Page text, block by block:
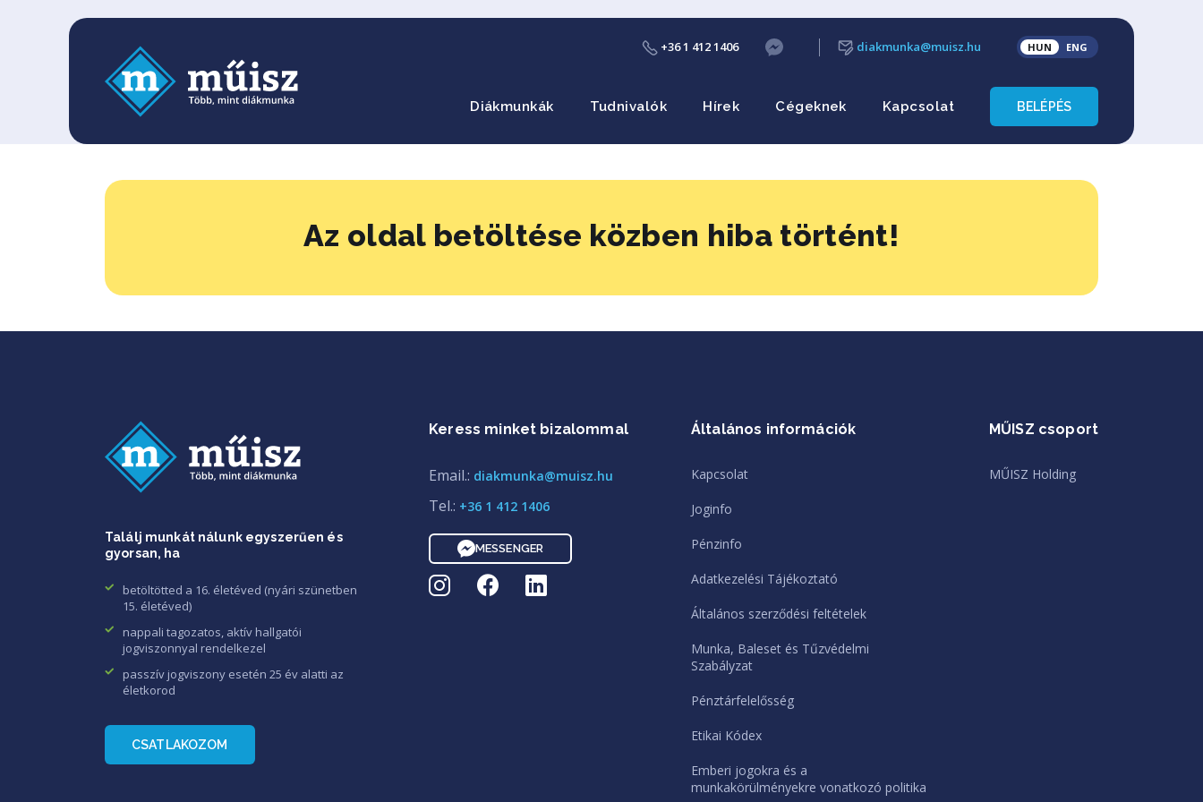
+36 1 412 1406 diakmunka@muisz.hu HUN ENG
Diákmunkák Tudnivalók Hírek Cégeknek Kapcsolat BELÉPÉS
Az oldal betöltése közben hiba történt!
Találj munkát nálunk egyszerűen és
gyorsan, ha
betöltötted a 16. életéved (nyári szünetben
15. életéved)
nappali tagozatos, aktív hallgatói
jogviszonnyal rendelkezel
passzív jogviszony esetén 25 év alatti az
életkorod
CSATLAKOZOM
Keress minket bizalommal
Email.: diakmunka@muisz.hu
Tel.: +36 1 412 1406
MESSENGER
Általános információk
Kapcsolat
Joginfo
Pénzinfo
Adatkezelési Tájékoztató
Általános szerződési feltételek
Munka, Baleset és Tűzvédelmi
Szabályzat
Pénztárfelelősség
Etikai Kódex
Emberi jogokra és a
munkakörülményekre vonatkozó politika
MŰISZ csoport
MŰISZ Holding